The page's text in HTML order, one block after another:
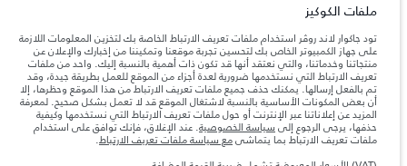
المعلومات والمواصفات والأسعار والألوان المذكورة على هذا الموقع قد تختلف من بلد إلى
آخر، كما أنّها قد تتغير بدون إشعار مسبق. الرجاء التواصل مع وكيلنا المحلي للتأكد من توفّرها
والتحقق من الأسعار.
ملاحظة مهمة حول الصور والمواصفات.إن النقص العالمي في أشباه الموصلات يؤثر حاليًا
في مواصفات تصميم السيارات وتوفر الخيارات وتوقيتات التصاميم. هذا ظرف ديناميكي
للغاية، ونتيجة لذلك، قد لا تمثّل الصور المستخدَمة ضمن موقع الويب حاليًا المواصفات الحالية
بالكامل بالنسبة إلى الميزات والخيارات والحلية ومجموعات الألوان. يرجى استشارة وكيلك الذي
سيتمكّن من تأكيد أي تقييدات حالية معك للسماح لك باتخاذ قرار مدروس
الأرقام المقدمة هي نتيجة لاختبارات المصنع الرسمية وفقاً لتشريعات الاتحاد الأوروبي. قد
يتباين استهلك الوقود الفعلي للمركبة عن ذلك المتحقق في تلك الاختبارات كما أن هذه
الأرقام بغرض المقارنة فحسب.
ملفات الكوكيز
تود جاكوار لاند روڤر استخدام ملفات تعريف الارتباط الخاصة بك لتخزين المعلومات اللازمة
على جهاز الكمبيوتر الخاص بك لتحسين تجربة موقعنا وتمكيننا من إخبارك والإعلان عن
منتجاتنا وخدماتنا، والتي نعتقد أنها قد تكون ذات أهمية بالنسبة إليك. واحد من ملفات
تعريف الارتباط التي نستخدمها ضرورية لعدة أجزاء من الموقع للعمل بطريقة جيدة، وقد
تم بالفعل إرسالها. يمكنك حذف جميع ملفات تعريف الارتباط من هذا الموقع وحظرها، إلا
أن بعض المكونات الأساسية بالنسبة لاشتغال الموقع قد لا تعمل بشكل صحيح. لمعرفة
المزيد عن إعلاناتنا عبر الإنترنت أو حول ملفات تعريف الارتباط التي نستخدمها وكيفية
حذفها، يرجى الرجوع إلى سياسة الخصوصية. عند الإغلاق، فإنك توافق على استخدام
ملفات تعريف الارتباط بما يتماشىمع سياسة ملفات تعريف الارتباط.